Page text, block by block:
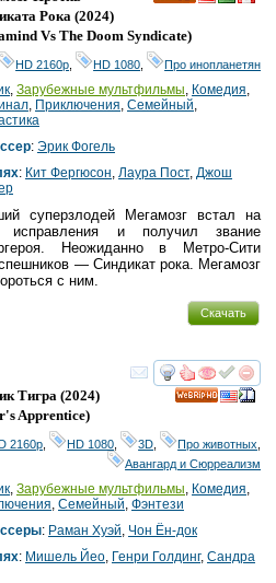
Рока (2024)
Vs The Doom Syndicate)
HD 2160р HD 1080 Про инопланетян
, Зарубежные мультфильмы, Комедия,
, Приключения, Семейный,
: Эрик Фогель
: Кит Фергюсон, Лаура Пост, Джош
суперзлодей Мегамозг встал на
исправления и получил звание
Неожиданно в Метро-Сити
— Синдикат рока. Мегамозг
с ним.
Скачать
смотреть
Тигра (2024)
Apprentice)
2160р HD 1080 3D Про животных
Авангард и Сюрреализм
, Зарубежные мультфильмы, Комедия,
, Семейный, Фэнтези
: Раман Хуэй, Чон Ён-док
: Мишель Йео, Генри Голдинг, Сандра